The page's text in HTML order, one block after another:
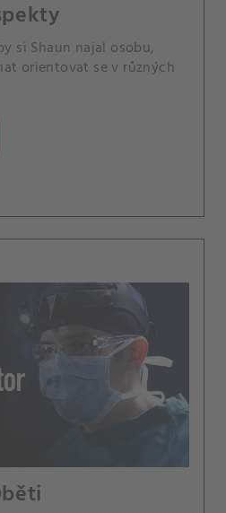
si Shaun najal osobu,
orientovat se v různých